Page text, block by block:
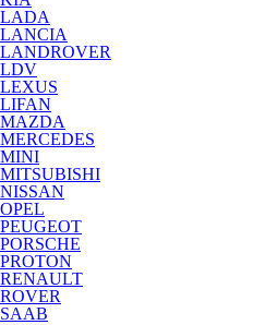
LADA
LANCIA
LANDROVER
LDV
LEXUS
LIFAN
MAZDA
MERCEDES
MINI
MITSUBISHI
NISSAN
OPEL
PEUGEOT
PORSCHE
PROTON
RENAULT
ROVER
SAAB